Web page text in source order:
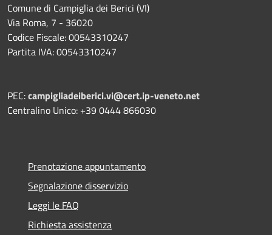
Comune di Campiglia dei Berici (VI)
Via Roma, 7 - 36020
Codice Fiscale: 00543310247
Partita IVA: 00543310247
PEC:campigliadeiberici.vi@cert.ip-veneto.net
Centralino Unico: +39 0444 866030
Prenotazione appuntamento
Segnalazione disservizio
Leggi le FAQ
Richiesta assistenza